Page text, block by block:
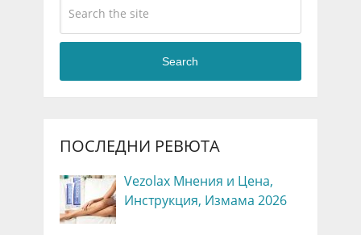
Search
ПОСЛЕДНИ РЕВЮТА
Vezolax Мнения и Цена,
Инструкция, Измама 2026